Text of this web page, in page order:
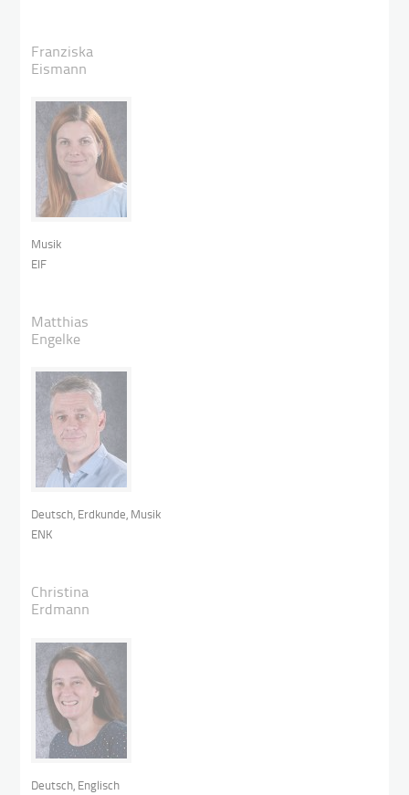
Franziska
Eismann
Musik
EIF
Matthias
Engelke
Deutsch, Erdkunde, Musik
ENK
Christina
Erdmann
Deutsch, Englisch